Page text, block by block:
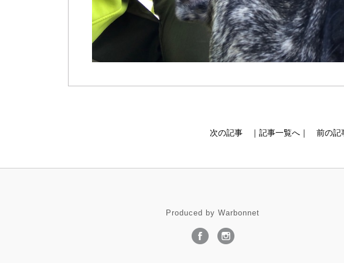
次の記事 ｜記事一覧へ｜ 前の記
Produced by Warbonnet